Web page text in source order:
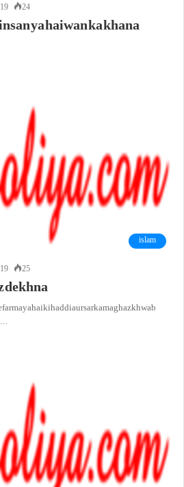
24
ya haiwan ka khana
islam
25
dekhna
hai ki haddi aur sar ka maghaz khwab